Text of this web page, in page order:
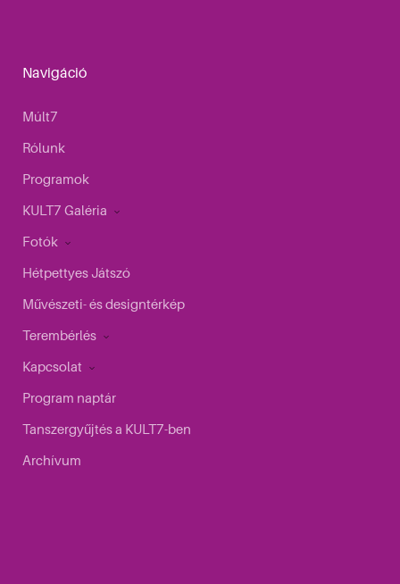
Navigáció
Múlt7
Rólunk
Programok
KULT7 Galéria
Fotók
Hétpettyes Játszó
Művészeti- és designtérkép
Terembérlés
Kapcsolat
Program naptár
Tanszergyűjtés a KULT7-ben
Archívum